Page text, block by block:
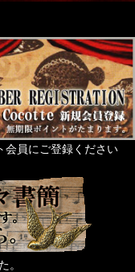
会員にご登録ください
。